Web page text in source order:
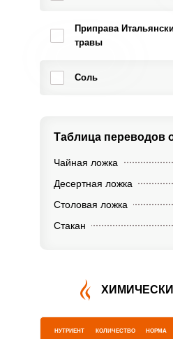
Приправа
травы
Соль
Таблица переводов
Чайная ложка
Десертная ложка
Столовая ложка
Стакан
НУТРИЕНТ КОЛИЧЕСТВО НОРМА